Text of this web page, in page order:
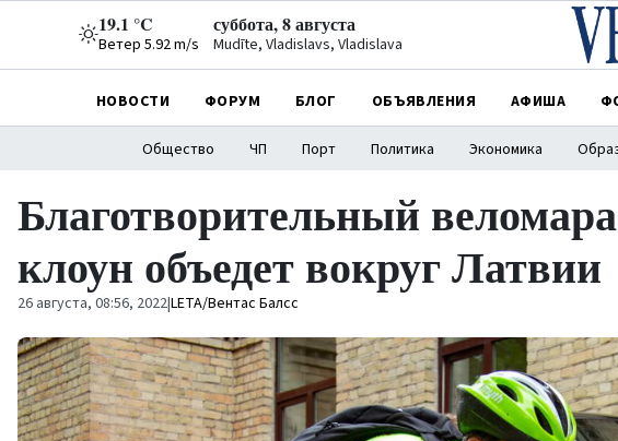
19.1 °C
Ветер 5.92 m/s
суббота, 8 августа
Mudīte, Vladislavs, Vladislava
НОВОСТИ ФОРУМ БЛОГ ОБЪЯВЛЕНИЯ АФИША
Общество ЧП Порт Политика Экономика
Благотворительный
клоун объедет вокруг Латвии
26 августа, 08:56, 2022|LETA/Вентас Балсс